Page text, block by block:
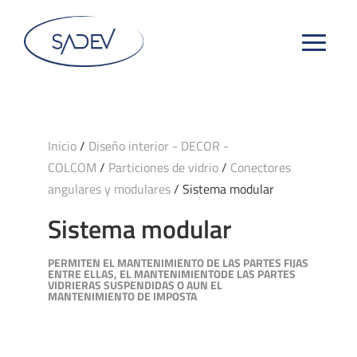
Inicio/ Diseño interior - DECOR -
COLCOM / Particiones de vidrio/ Conectores
angulares y modulares/ Sistema modular
Sistema modular
PERMITEN EL MANTENIMIENTO DE LAS PARTES FIJAS
ENTRE ELLAS, EL MANTENIMIENTODE LAS PARTES
VIDRIERAS SUSPENDIDAS O AUN EL
MANTENIMIENTO DE IMPOSTA